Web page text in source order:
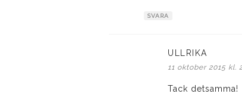
SVARA
ULLRIKA
11 oktober 2015 kl.
Tack detsamma!